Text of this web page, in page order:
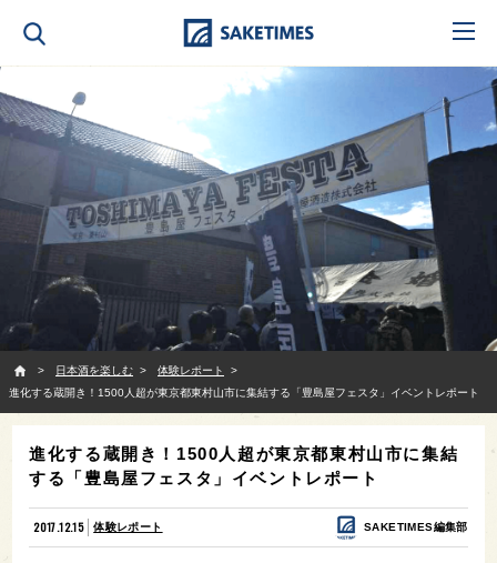
日本酒を楽しむ
体験レポート
進化する蔵開き！1500人超が東京都東村山市に集結する「豊島屋フェスタ」イベントレポート
進化する蔵開き！1500人超が東京都東村山市に集結
する「豊島屋フェスタ」イベントレポート
2017.12.15 体験レポート SAKETIMES編集部